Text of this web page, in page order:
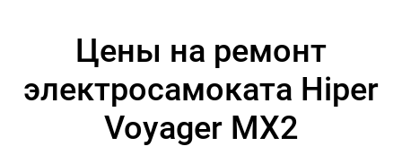
Цены на ремонт
электросамоката Hiper
Voyager MX2